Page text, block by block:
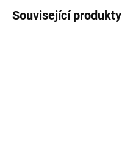
Související produkty